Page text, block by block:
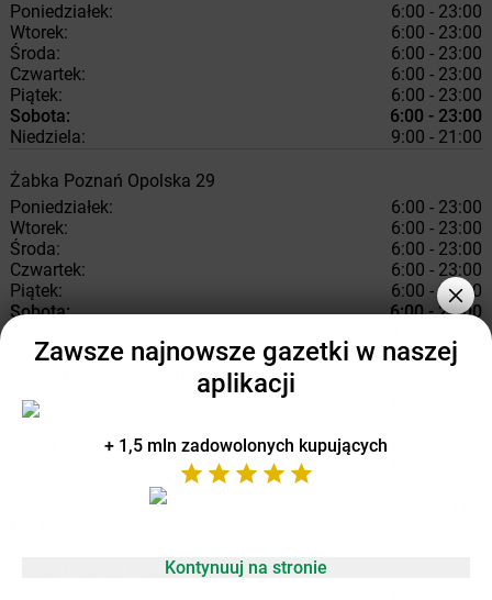
Poniedziałek:
6:00 - 23:00
Wtorek:
6:00 - 23:00
Środa:
6:00 - 23:00
Czwartek:
6:00 - 23:00
Piątek:
6:00 - 23:00
Sobota:
6:00 - 23:00
Niedziela:
9:00 - 21:00
Żabka Poznań Opolska 29
Poniedziałek:
6:00 - 23:00
Wtorek:
6:00 - 23:00
Środa:
6:00 - 23:00
Czwartek:
6:00 - 23:00
Piątek:
6:00 - 23:00
Sobota:
6:00 - 23:00
Smardzewska 2
Poniedziałek:
Wtorek:
Naramowicka 152
Zawsze najnowsze gazetki w naszej
aplikacji
+ 1,5 mln zadowolonych kupujących
Kontynuuj na stronie